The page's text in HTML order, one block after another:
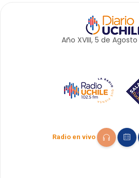
Año XVIII, 5 de Agosto
Radio en vivo